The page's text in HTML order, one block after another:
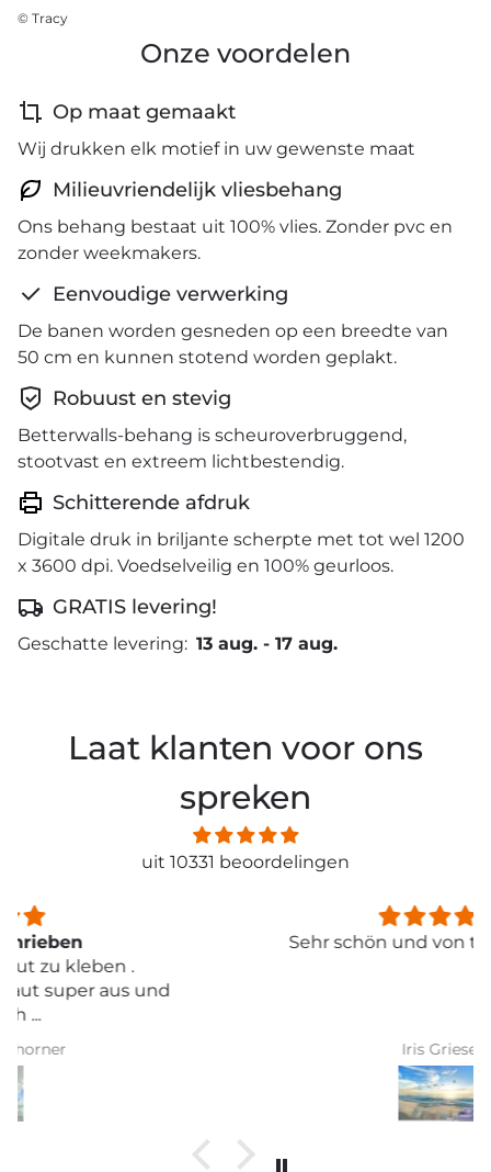
© Tracy
Onze voordelen
Op maat gemaakt
Wij drukken elk motief in uw gewenste maat
Milieuvriendelijk vliesbehang
Ons behang bestaat uit 100% vlies. Zonder pvc en
zonder weekmakers.
Eenvoudige verwerking
De banen worden gesneden op een breedte van
50 cm en kunnen stotend worden geplakt.
Robuust en stevig
Betterwalls-behang is scheuroverbruggend,
stootvast en extreem lichtbestendig.
Schitterende afdruk
Digitale druk in briljante scherpte met tot wel 1200
x 3600 dpi. Voedselveilig en 100% geurloos.
GRATIS levering!
Geschatte levering: 13 aug. - 17 aug.
Laat klanten voor ons
spreken
uit 10331 beoordelingen
Sehr schön und von toller Qualität